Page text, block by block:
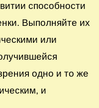
способности
Выполняйте их
или
одно и то же
и